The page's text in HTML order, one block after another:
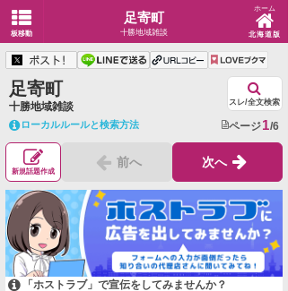
板移動
足寄町
十勝地域雑談
ホーム
北海道版
足寄町
十勝地域雑談 スレ/全文検索
ローカルルールと検索方法 ページ 1/6
新規話題作成
前へ 次へ
「ホストラブ」で宣伝をしてみませんか？